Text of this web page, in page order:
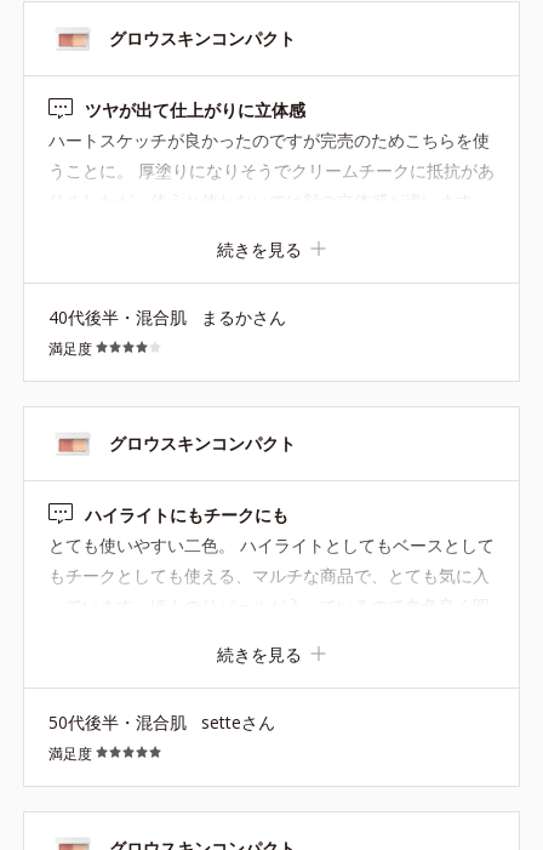
グロウスキンコンパクト
ツヤが出て仕上がりに立体感
ハートスケッチが良かったのですが完売のためこちらを使
うことに。 厚塗りになりそうでクリームチークに抵抗があ
ませてから肌にポンポンとのせるだけ。 ファンデはナチュ
ラル02ですが白を目の下あたりと鼻筋に入れるとツヤが出
てメイク上級者になった気分に
続きを見る
40代後半・混合肌 まるかさん
満足度
グロウスキンコンパクト
ハイライトにもチークにも
とても使いやすい二色。 ハイライトとしてもベースとして
もチークとしても使える、マルチな商品で、とても気に入
っています。ほんのりパールが入っているので血色良く明
ているのですが、限定でもいいので別の色合いのものを作
ってもらえたら、と期待しています。
続きを見る
50代後半・混合肌 setteさん
満足度